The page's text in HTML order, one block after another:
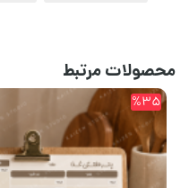
محصولات مرتبط
%35